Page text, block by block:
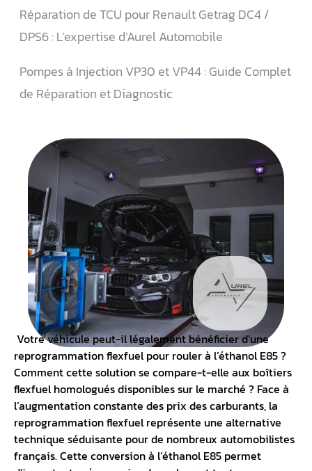
Réparation de TCU pour Renault Getrag DC4 /
DPS6 : L’expertise d’Aurel Automobile
Pompes à Injection VP30 et VP44 : Guide Complet
de Réparation et Diagnostic
Votre véhicule peut-il légalement bénéficier d’une
reprogrammation flexfuel pour rouler à l’éthanol E85?
Comment cette solution se compare-t-elle aux boîtiers
flexfuel homologuésdisponibles sur le marché ? Face à
l’augmentation constante des prix des carburants, la
reprogrammation flexfuelreprésente une alternative
technique séduisante pour de nombreux automobilistes
français. Cette conversion à l’éthanol E85 permet